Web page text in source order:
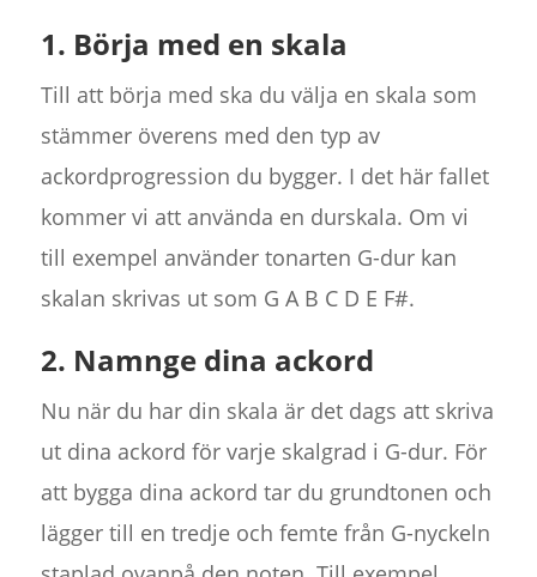
1. Börja med en skala
Till att börja med ska du välja en skala som
stämmer överens med den typ av
ackordprogression du bygger. I det här fallet
kommer vi att använda en durskala. Om vi
till exempel använder tonarten G-dur kan
skalan skrivas ut som G A B C D E F#.
2. Namnge dina ackord
Nu när du har din skala är det dags att skriva
ut dina ackord för varje skalgrad i G-dur. För
att bygga dina ackord tar du grundtonen och
lägger till en tredje och femte från G-nyckeln